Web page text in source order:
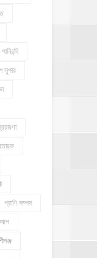
পানিবন্দি
সুপার
প্রাণি সম্পদ